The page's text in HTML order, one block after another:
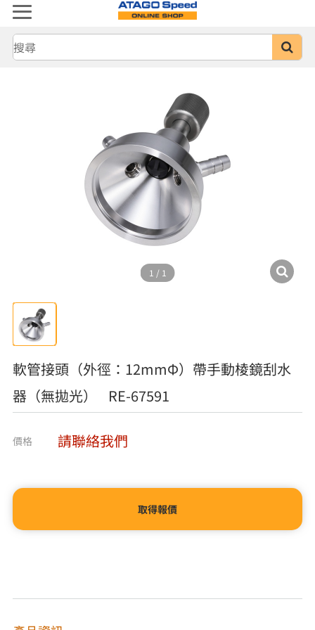
1 / 1
軟管接頭（外徑：12mmΦ）帶手動棱鏡刮水
器（無拋光） RE-67591
價格 請聯絡我們
取得報價